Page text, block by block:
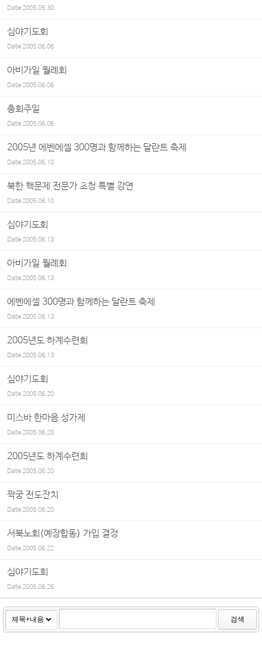
Date2005.05.30
심야기도회
Date2005.06.06
아비가일 월례회
Date2005.06.06
총회주일
Date2005.06.06
2005년 에벤에셀 300명과 함께하는 달란트 축제
Date2005.06.10
북한 핵문제 전문가 초청 특별 강연
Date2005.06.10
심야기도회
Date2005.06.13
아비가일 월례회
Date2005.06.13
에벤에셀 300명과 함께하는 달란트 축제
Date2005.06.13
2005년도 하계수련회
Date2005.06.13
심야기도회
Date2005.06.20
미스바 한마음 성가제
Date2005.06.20
2005년도 하계수련회
Date2005.06.20
짝궁 전도잔치
Date2005.06.20
서북노회(예장합동) 가입 결정
Date2005.06.22
심야기도회
Date2005.06.26
검색